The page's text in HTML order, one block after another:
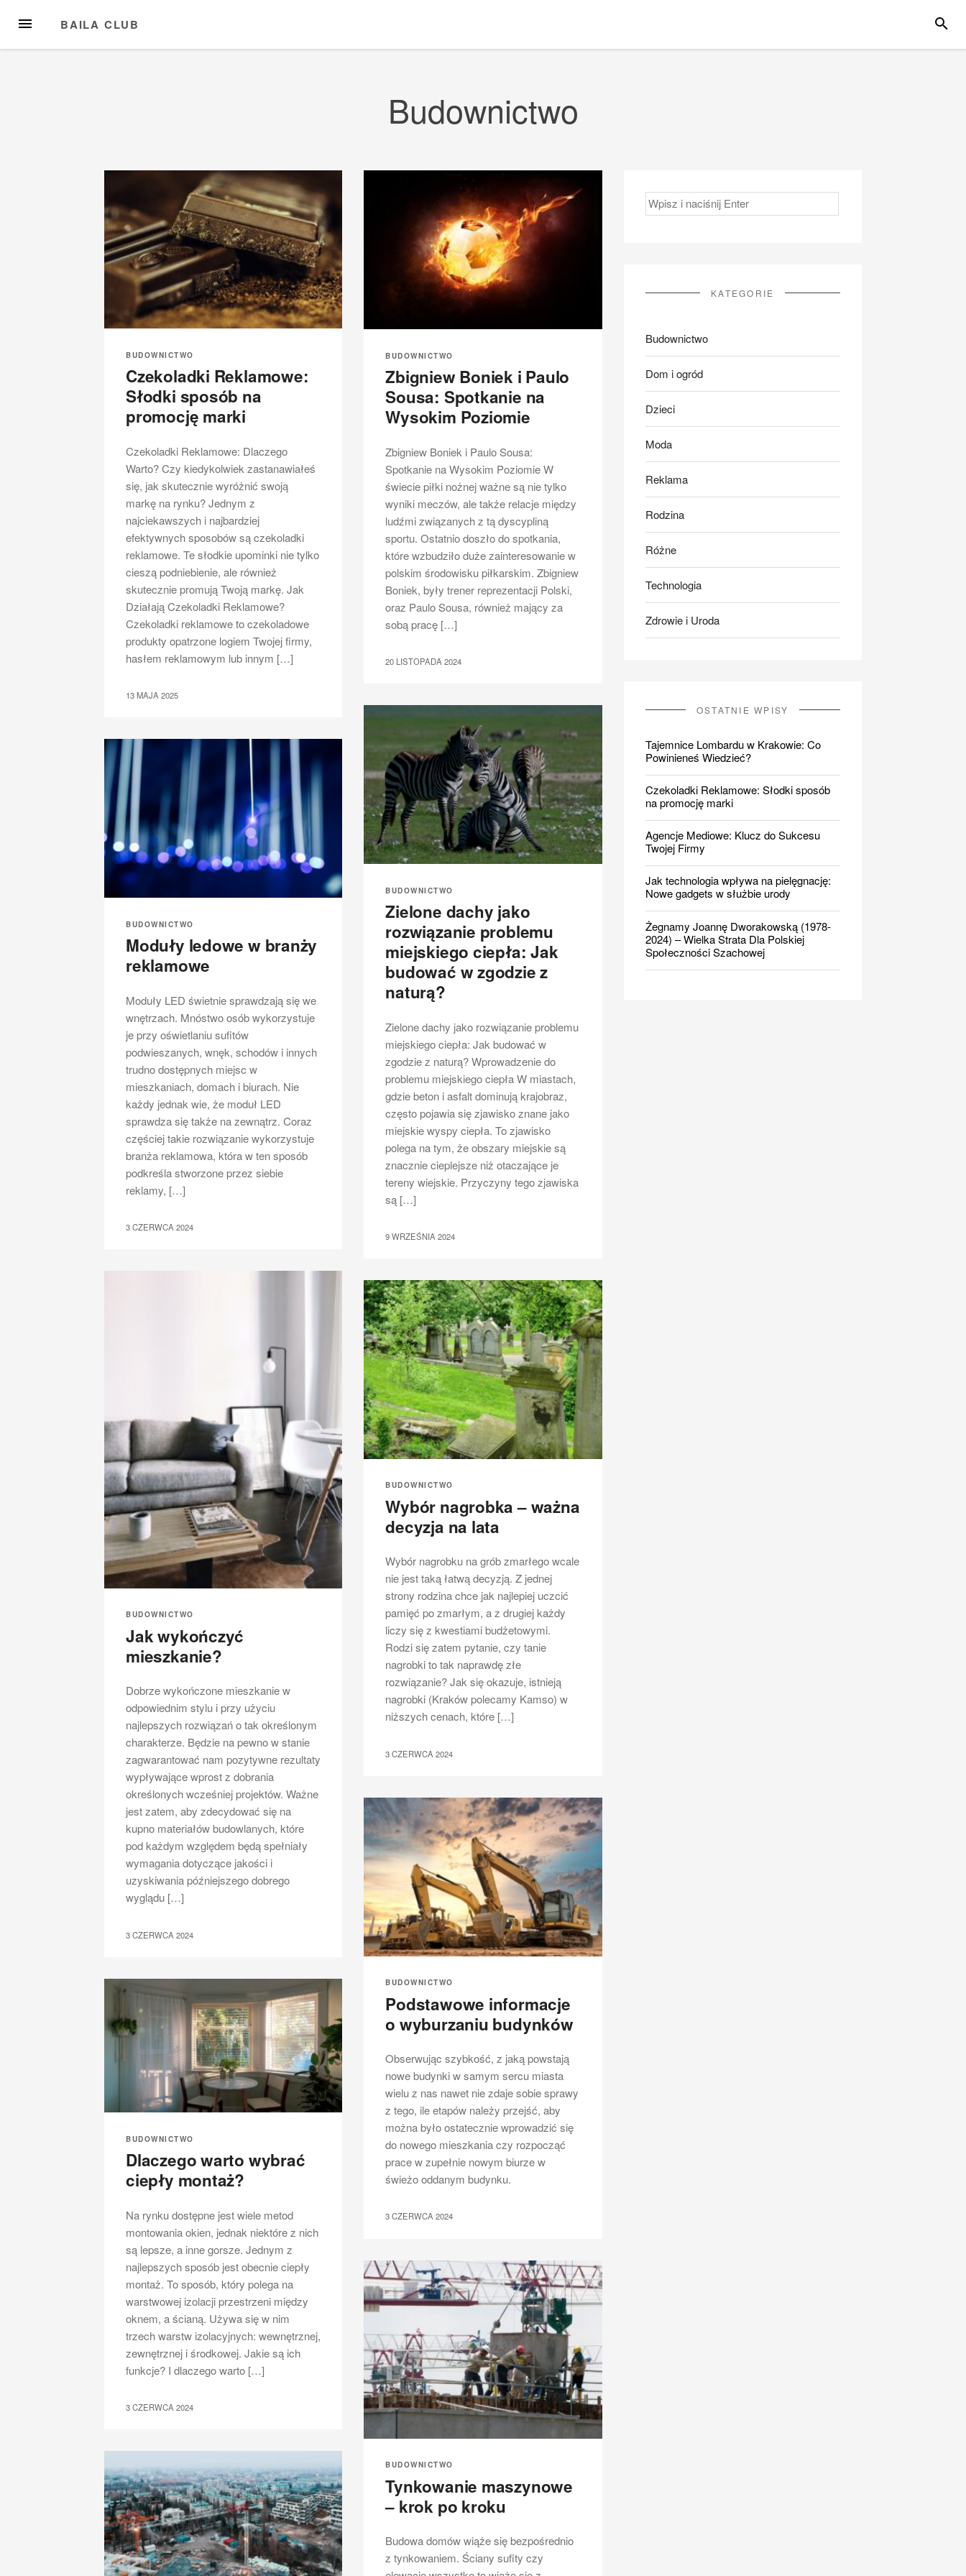
MENU BAILA CLUB
Budownictwo
BUDOWNICTWO
Czekoladki Reklamowe:
Słodki sposób na
promocję marki
Czekoladki Reklamowe: Dlaczego
Warto? Czy kiedykolwiek zastanawiałeś
się, jak skutecznie wyróżnić swoją
markę na rynku? Jednym z
najciekawszych i najbardziej
efektywnych sposobów są czekoladki
reklamowe. Te słodkie upominki nie tylko
cieszą podniebienie, ale również
skutecznie promują Twoją markę. Jak
Działają Czekoladki Reklamowe?
Czekoladki reklamowe to czekoladowe
produkty opatrzone logiem Twojej firmy,
hasłem reklamowym lub innym […]
13 MAJA 2025
BUDOWNICTWO
Zbigniew Boniek i Paulo
Sousa: Spotkanie na
Wysokim Poziomie
Zbigniew Boniek i Paulo Sousa:
Spotkanie na Wysokim Poziomie W
świecie piłki nożnej ważne są nie tylko
wyniki meczów, ale także relacje między
ludźmi związanych z tą dyscypliną
sportu. Ostatnio doszło do spotkania,
które wzbudziło duże zainteresowanie w
polskim środowisku piłkarskim. Zbigniew
Boniek, były trener reprezentacji Polski,
oraz Paulo Sousa, również mający za
sobą pracę […]
20 LISTOPADA 2024
BUDOWNICTWO
Zielone dachy jako
rozwiązanie problemu
miejskiego ciepła: Jak
budować w zgodzie z
naturą?
Zielone dachy jako rozwiązanie problemu
miejskiego ciepła: Jak budować w
zgodzie z naturą? Wprowadzenie do
problemu miejskiego ciepła W miastach,
gdzie beton i asfalt dominują krajobraz,
często pojawia się zjawisko znane jako
miejskie wyspy ciepła. To zjawisko
polega na tym, że obszary miejskie są
znacznie cieplejsze niż otaczające je
tereny wiejskie. Przyczyny tego zjawiska
są […]
9 WRZEŚNIA 2024
BUDOWNICTWO
Moduły ledowe w branży
reklamowe
Moduły LED świetnie sprawdzają się we
wnętrzach. Mnóstwo osób wykorzystuje
je przy oświetlaniu sufitów
podwieszanych, wnęk, schodów i innych
trudno dostępnych miejsc w
mieszkaniach, domach i biurach. Nie
każdy jednak wie, że moduł LED
sprawdza się także na zewnątrz. Coraz
częściej takie rozwiązanie wykorzystuje
branża reklamowa, która w ten sposób
podkreśla stworzone przez siebie
reklamy, […]
3 CZERWCA 2024
BUDOWNICTWO
Jak wykończyć
mieszkanie?
Dobrze wykończone mieszkanie w
odpowiednim stylu i przy użyciu
najlepszych rozwiązań o tak określonym
charakterze. Będzie na pewno w stanie
zagwarantować nam pozytywne rezultaty
wypływające wprost z dobrania
określonych wcześniej projektów. Ważne
jest zatem, aby zdecydować się na
kupno materiałów budowlanych, które
pod każdym względem będą spełniały
wymagania dotyczące jakości i
uzyskiwania późniejszego dobrego
wyglądu […]
3 CZERWCA 2024
BUDOWNICTWO
Wybór nagrobka – ważna
decyzja na lata
Wybór nagrobku na grób zmarłego wcale
nie jest taką łatwą decyzją. Z jednej
strony rodzina chce jak najlepiej uczcić
pamięć po zmarłym, a z drugiej każdy
liczy się z kwestiami budżetowymi.
Rodzi się zatem pytanie, czy tanie
nagrobki to tak naprawdę złe
rozwiązanie? Jak się okazuje, istnieją
nagrobki (Kraków polecamy Kamso) w
niższych cenach, które […]
3 CZERWCA 2024
BUDOWNICTWO
Podstawowe informacje
o wyburzaniu budynków
Obserwując szybkość, z jaką powstają
nowe budynki w samym sercu miasta
wielu z nas nawet nie zdaje sobie sprawy
z tego, ile etapów należy przejść, aby
można było ostatecznie wprowadzić się
do nowego mieszkania czy rozpocząć
prace w zupełnie nowym biurze w
świeżo oddanym budynku.
3 CZERWCA 2024
BUDOWNICTWO
Dlaczego warto wybrać
ciepły montaż?
Na rynku dostępne jest wiele metod
montowania okien, jednak niektóre z nich
są lepsze, a inne gorsze. Jednym z
najlepszych sposób jest obecnie ciepły
montaż. To sposób, który polega na
warstwowej izolacji przestrzeni między
oknem, a ścianą. Używa się w nim
trzech warstw izolacyjnych: wewnętrznej,
zewnętrznej i środkowej. Jakie są ich
funkcje? I dlaczego warto […]
3 CZERWCA 2024
BUDOWNICTWO
Tynkowanie maszynowe
– krok po kroku
Budowa domów wiąże się bezpośrednio
z tynkowaniem. Ściany sufity czy
Szukaj:
KATEGORIE
Budownictwo
Dom i ogród
Dzieci
Moda
Reklama
Rodzina
Różne
Technologia
Zdrowie i Uroda
OSTATNIE WPISY
Tajemnice Lombardu w Krakowie: Co
Powinieneś Wiedzieć?
Czekoladki Reklamowe: Słodki sposób
na promocję marki
Agencje Mediowe: Klucz do Sukcesu
Twojej Firmy
Jak technologia wpływa na pielęgnację:
Nowe gadgets w służbie urody
Żegnamy Joannę Dworakowską (1978-
2024) – Wielka Strata Dla Polskiej
Społeczności Szachowej